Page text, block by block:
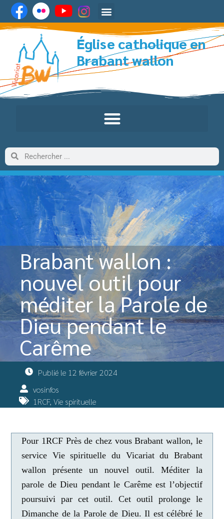
Église catholique en
Brabant wallon
Brabant wallon :
nouvel outil pour
méditer la Parole de
Dieu pendant le
Carême
Publié le 12 février 2024
vosinfos
1RCF, Vie spirituelle
Pour 1RCF Près de chez vous Brabant wallon, le
service Vie spirituelle du Vicariat du Brabant
wallon présente un nouvel outil. Méditer la
parole de Dieu pendant le Carême est l’objectif
poursuivi par cet outil. Cet outil prolonge le
Dimanche de la Parole de Dieu. Il est célébré le